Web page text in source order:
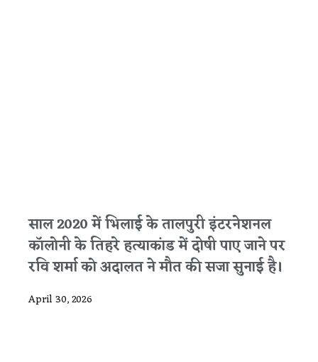
साल 2020 में भिलाई के तालपुरी इंटरनेशनल
कॉलोनी के तिहरे हत्याकांड में दोषी पाए जाने पर
रवि शर्मा को अदालत ने मौत की सजा सुनाई है।
April 30, 2026